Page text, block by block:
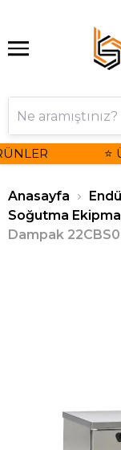
⭐
Anasayfa
Soğutma
Dampak